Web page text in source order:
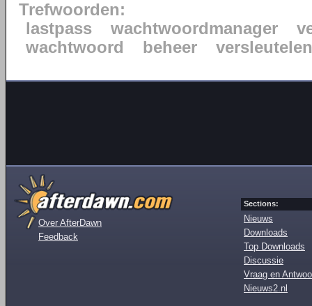
Trefwoorden:
lastpass
wachtwoordmanager
wachtwoord
beheer versleutelen
Over AfterDawn
Feedback
Sections:
Nieuws
Downloads
Top Downloads
Discussie
Vraag en
Nieuws2.nl